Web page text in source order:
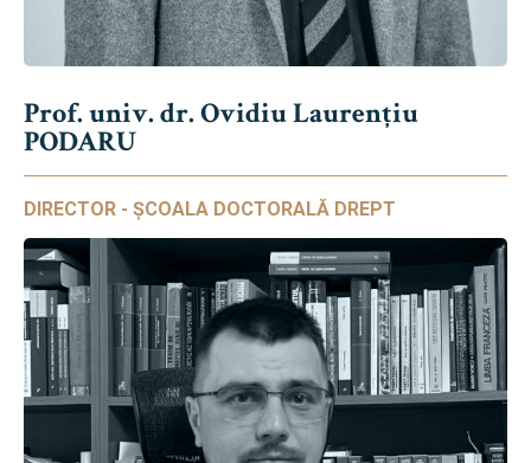
Prof. univ. dr. Ovidiu Laurențiu
PODARU
DIRECTOR - ȘCOALA DOCTORALĂ DREPT